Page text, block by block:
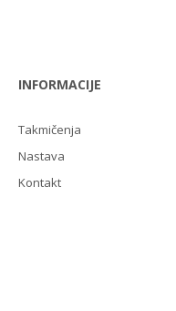
INFORMACIJE
Takmičenja
Nastava
Kontakt